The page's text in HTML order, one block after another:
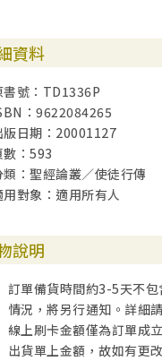
資料
書號：TD1336P
：9622084265
版日期：20001127
數：593
類：聖經論叢／使徒行傳
用對象：適用所有人
說明
訂單備貨時間約3-5天不
情況，將另行通知。詳細
線上刷卡金額僅為訂單成
出貨單上金額，故如有更